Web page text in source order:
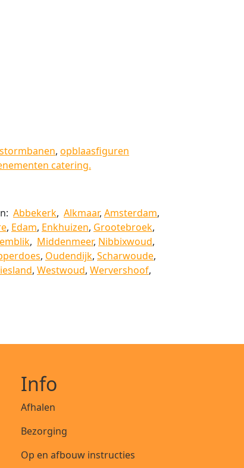
stormbanen, opblaasfiguren
catering.
Abbekerk, Alkmaar, Amsterdam,
, Edam, Enkhuizen, Grootebroek,
, Middenmeer, Nibbixwoud,
, Oudendijk, Scharwoude,
, Westwoud, Wervershoof,
Info
Afhalen
Bezorging
Op en afbouw instructies